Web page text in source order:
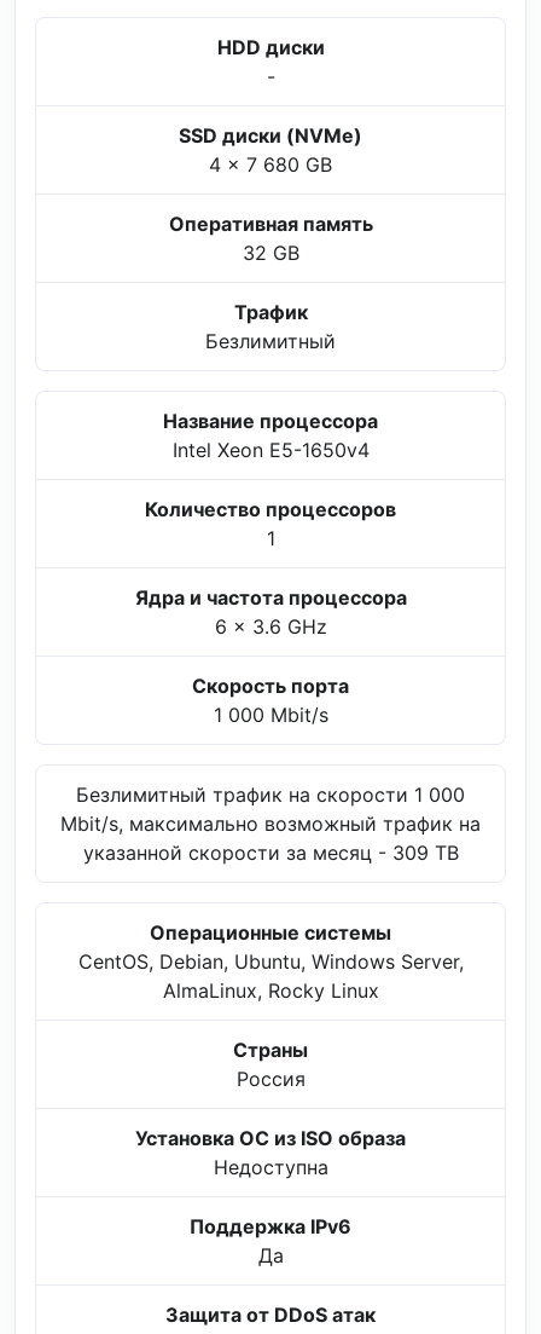
HDD диски
-
SSD диски (NVMe)
4 x 7 680 GB
Оперативная память
32 GB
Трафик
Безлимитный
Название процессора
Intel Xeon E5-1650v4
Количество процессоров
1
Ядра и частота процессора
6 x 3.6 GHz
Скорость порта
1 000 Mbit/s
Безлимитный трафик на скорости 1 000
Mbit/s, максимально возможный трафик на
указанной скорости за месяц - 309 TB
Операционные системы
CentOS, Debian, Ubuntu, Windows Server,
AlmaLinux, Rocky Linux
Страны
Россия
Установка ОС из ISO образа
Недоступна
Поддержка IPv6
Да
Защита от DDoS атак